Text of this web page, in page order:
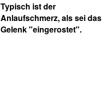
Typisch ist der
Anlaufschmerz, als sei das
Gelenk "eingerostet".